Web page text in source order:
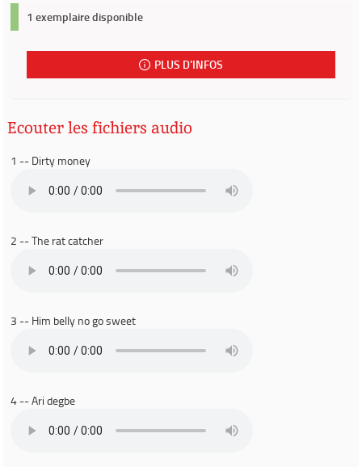
1 exemplaire disponible
PLUS D'INFOS
Ecouter les fichiers audio
1 -- Dirty money
2 -- The rat catcher
3 -- Him belly no go sweet
4 -- Ari degbe